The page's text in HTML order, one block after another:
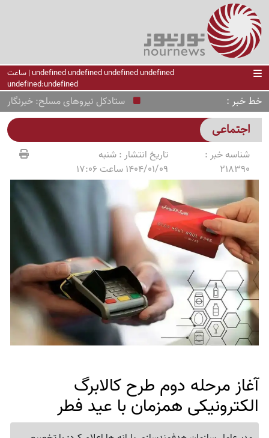
undefined undefined undefined undefined | ساعت
undefined:undefined
خط خبر ستادکل نیروهای مسلح: خبرنگاران
اجتماعی
شناسه خبر :
218390
تاریخ انتشار :شنبه
1404/01/09 ساعت 17:06
آغاز مرحله دوم طرح کالابرگ
الکترونیکی همزمان با عید فطر